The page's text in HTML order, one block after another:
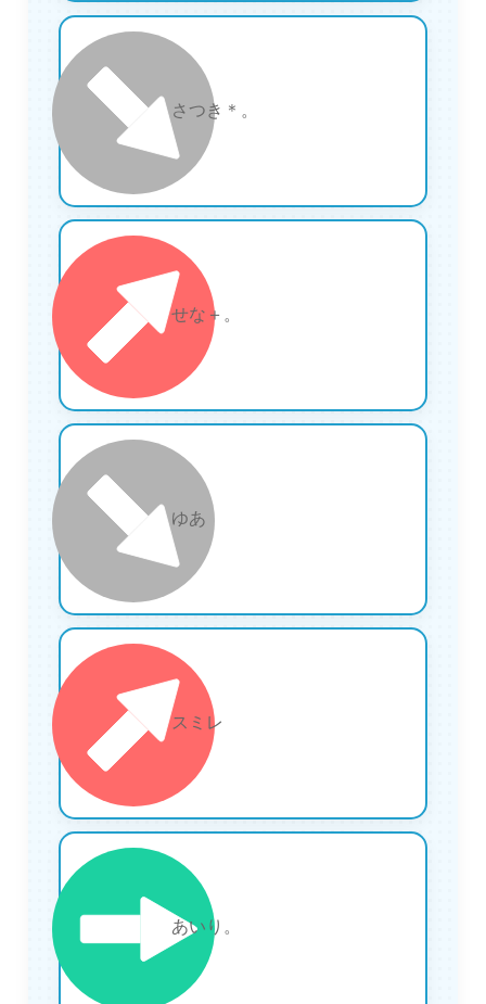
23 さつき＊。
24 せな＋。
25 ゆあ
26 スミレ
あいり。